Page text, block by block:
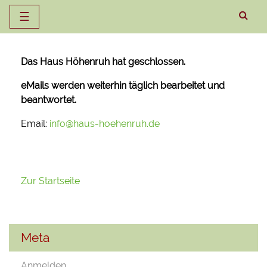
☰
springen
Das Haus Höhenruh hat geschlossen.
eMails werden weiterhin täglich bearbeitet und
beantwortet.
Email: info@haus-hoehenruh.de
Zur Startseite
Meta